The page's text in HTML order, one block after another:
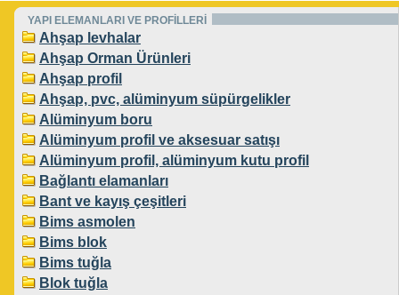
YAPI ELEMANLARI VE PROFİLLERİ
Ahşap levhalar
Ahşap Orman Ürünleri
Ahşap profil
Ahşap, pvc, alüminyum süpürgelikler
Alüminyum boru
Alüminyum profil ve aksesuar satışı
Alüminyum profil, alüminyum kutu profil
Bağlantı elamanları
Bant ve kayış çeşitleri
Bims asmolen
Bims blok
Bims tuğla
Blok tuğla